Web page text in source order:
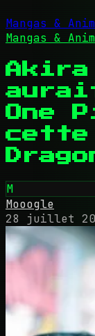
Mangas &
Mangas &
Akira
One
cette
M
Mooogle
28 juillet